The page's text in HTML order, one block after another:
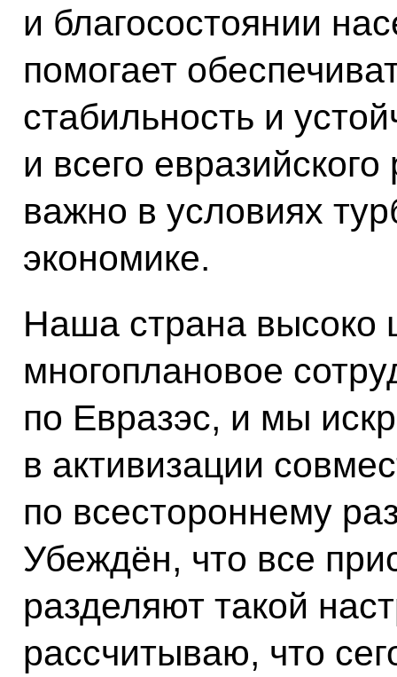
и благосостоянии
помогает
стабильность и
и всего
важно в условиях
экономике.
Наша страна высоко
многоплановое
по Евразэс, и мы
в активизации
по всестороннему
Убеждён, что все
разделяют такой
рассчитываю, что